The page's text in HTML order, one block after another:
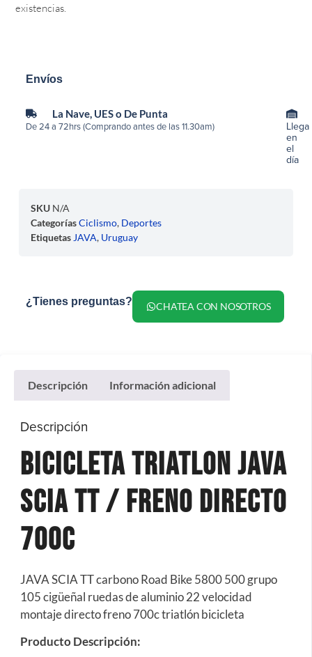
existencias.
Envíos
La Nave, UES o De Punta
De 24 a 72hrs (Comprando antes de las 11.30am)
Llega
en
el
día
SKU N/A
CategoríasCiclismo, Deportes
Etiquetas JAVA, Uruguay
¿Tienes preguntas? CHATEA CON NOSOTROS
Descripción Información adicional
Descripción
BICICLETA TRIATLON JAVA
SCIA TT / FRENO DIRECTO
700C
JAVA SCIA TT carbono Road Bike 5800 500 grupo
105 cigüeñal ruedas de aluminio 22 velocidad
montaje directo freno 700c triatlón bicicleta
Producto Descripción: